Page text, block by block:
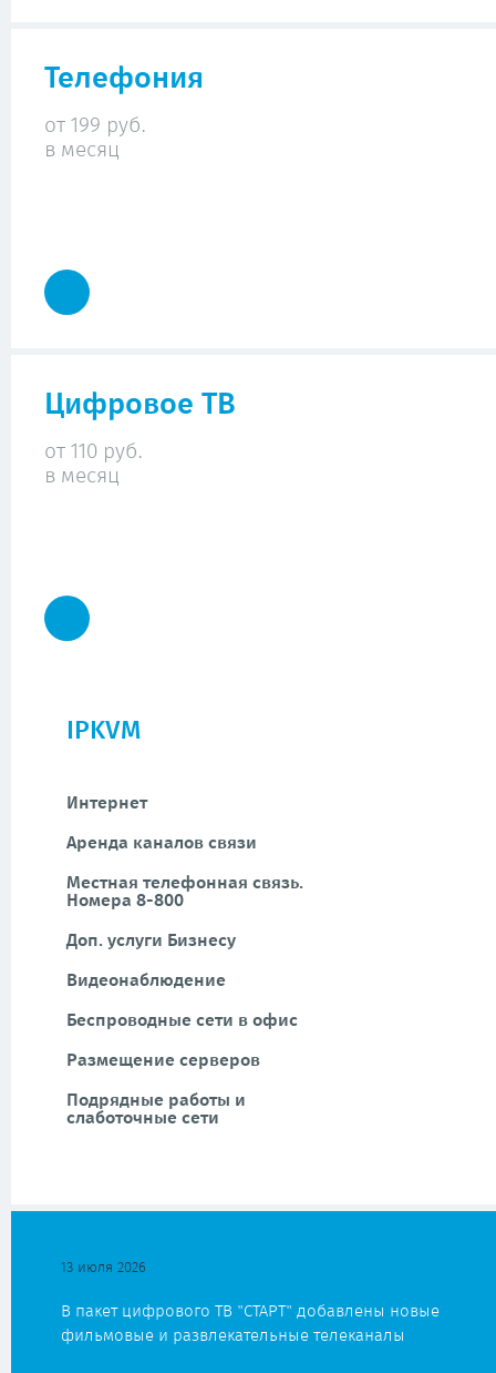
IPKVM
Интернет
Аренда каналов связи
Местная телефонная связь.
Номера 8-800
Доп. услуги Бизнесу
Видеонаблюдение
Беспроводные сети в офис
Размещение серверов
Подрядные работы и
слаботочные сети
13 июля 2026
В пакет цифрового ТВ "СТАРТ" добавлены новые
фильмовые и развлекательные телеканалы
Телефония
от 199 руб.
в месяц
Цифровое ТВ
от 110 руб.
в месяц